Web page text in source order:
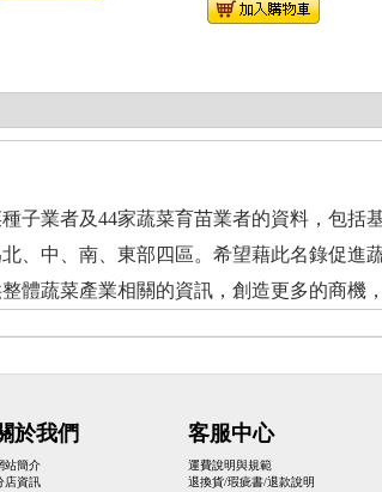
業者及44家蔬菜育苗業者的資料，包括
、中、南、東部四區。希望藉此名錄促進
體蔬菜產業相關的資訊，創造更多的商機
於我們
站簡介
店資訊
客服中心
運費說明與規範
退換貨/瑕疵書/退款說明